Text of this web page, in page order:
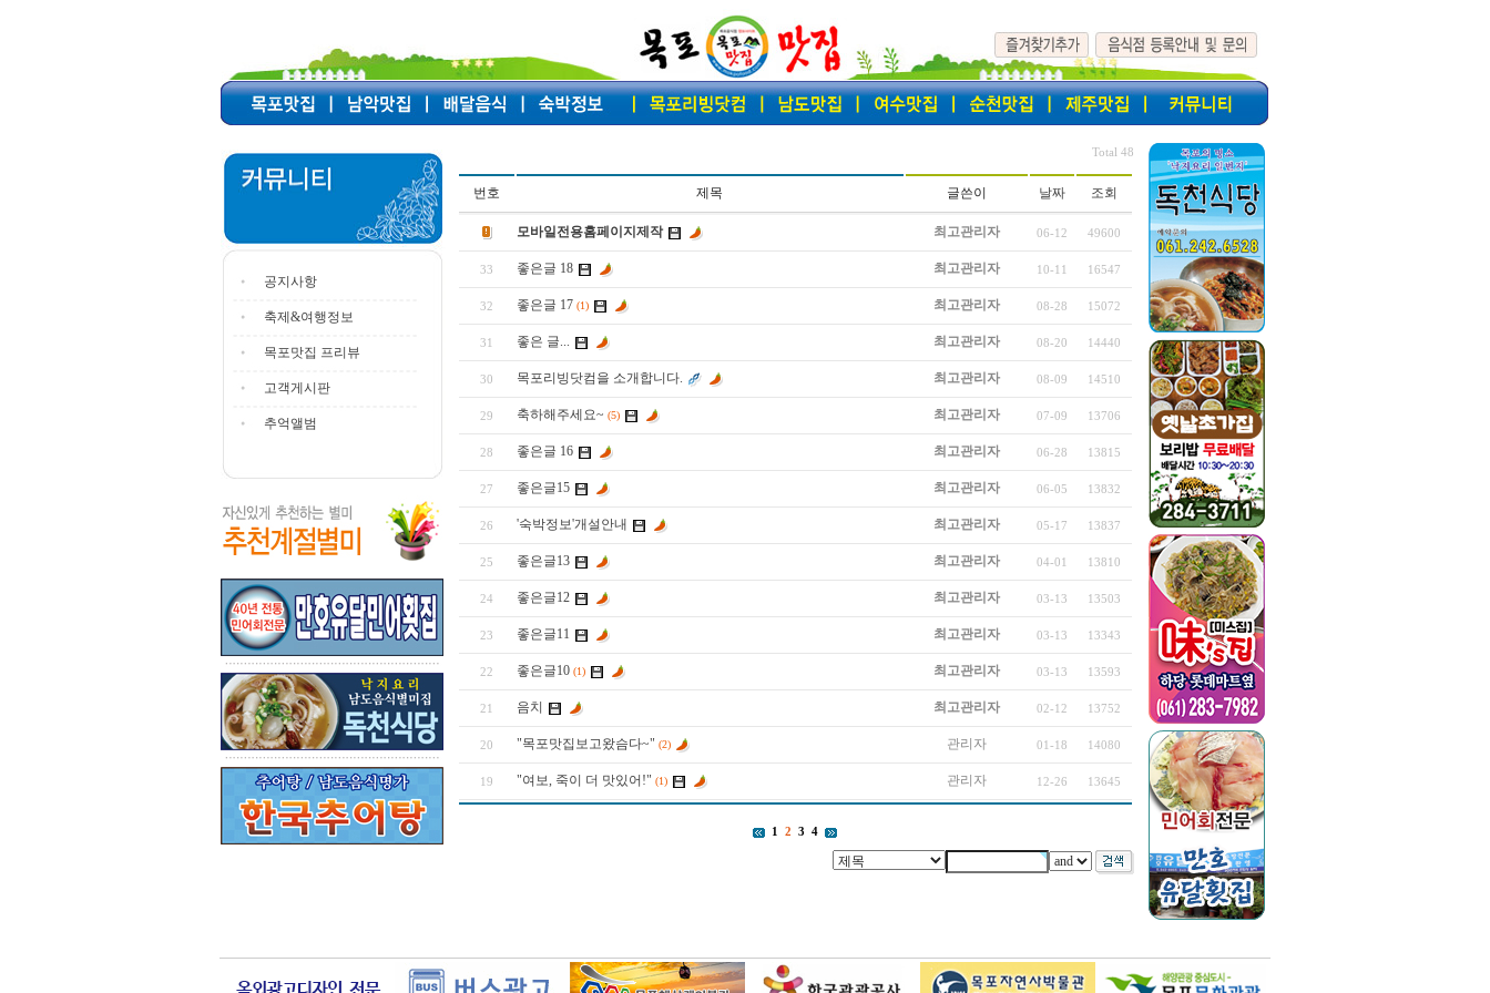
공지사항
축제&여행정보
목포맛집 프리뷰
고객게시판
추억앨범
Total 48
번호 제목 글쓴이 날짜 조회
모바일전용홈페이지제작 최고관리자 06-12 49600
33 좋은글 18 최고관리자 10-11 16547
32 좋은글 17 (1) 최고관리자 08-28 15072
31 좋은 글... 최고관리자 08-20 14440
30 목포리빙닷컴을 소개합니다. 최고관리자 08-09 14510
29 축하해주세요~ (5) 최고관리자 07-09 13706
28 좋은글 16 최고관리자 06-28 13815
27 좋은글15 최고관리자 06-05 13832
26 '숙박정보'개설안내 최고관리자 05-17 13837
25 좋은글13 최고관리자 04-01 13810
24 좋은글12 최고관리자 03-13 13503
23 좋은글11 최고관리자 03-13 13343
22 좋은글10 (1) 최고관리자 03-13 13593
21 음치 최고관리자 02-12 13752
20 "목포맛집보고왔슴다~" (2) 관리자 01-18 14080
19 "여보, 죽이 더 맛있어!" (1) 관리자 12-26 13645
1 2 3 4